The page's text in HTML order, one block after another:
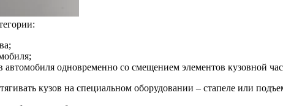
одновременно со смещением элементов кузовной
кузов на специальном оборудовании – стапеле или